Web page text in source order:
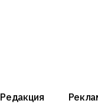
Редакция